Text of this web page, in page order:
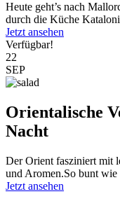
Heute geht’s nach
durch die Küche
Jetzt ansehen
Verfügbar!
22
SEP
Orientalische
Nacht
Der Orient fasziniert mit
und Aromen.So bunt
Jetzt ansehen